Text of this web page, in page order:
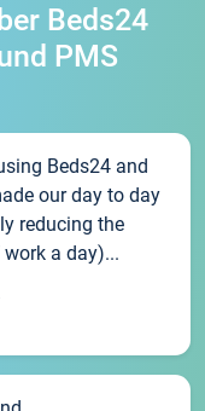
Beds24
PMS
Beds24 and
our day to day
reducing the
a day)...